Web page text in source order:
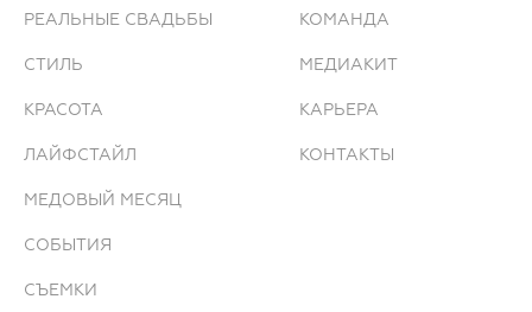
РЕАЛЬНЫЕ СВАДЬБЫ
СТИЛЬ
КРАСОТА
ЛАЙФСТАЙЛ
МЕДОВЫЙ МЕСЯЦ
СОБЫТИЯ
СЪЕМКИ
КОМАНДА
МЕДИАКИТ
КАРЬЕРА
КОНТАКТЫ